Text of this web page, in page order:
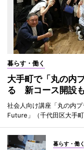
暮らす・働く
大手町で「丸の内
る 新コース開設も
社会人向け講座「丸の内
Future」（千代田区大手町
暮らす・働く